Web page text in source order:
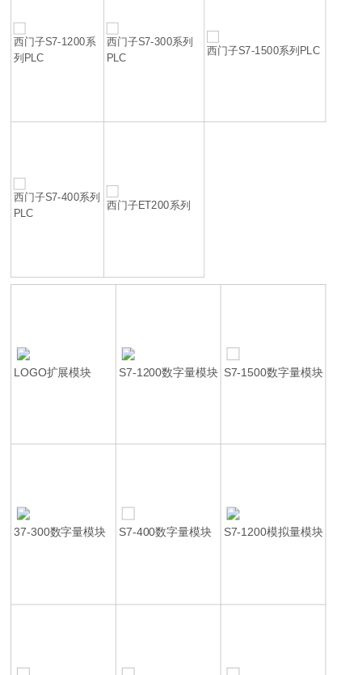
西门子S7-1200系
列PLC
西门子S7-300系列
PLC
西门子S7-1500系列PLC
西门子S7-400系列
PLC
西门子ET200系列
LOGO扩展模块 S7-1200数字量模块 S7-1500数字量模块
37-300数字量模块 S7-400数字量模块 S7-1200模拟量模块